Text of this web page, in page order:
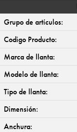
Grupo de artículos:
Codigo Producto:
Marca de llanta:
Modelo de llanta:
Tipo de llanta:
Dimensión:
Anchura: